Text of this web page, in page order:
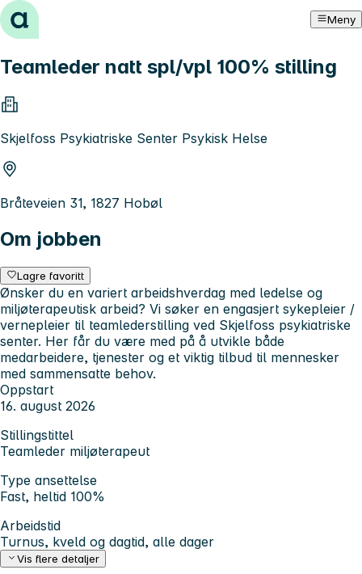
Hopp til innhold Meny
Teamleder natt spl/vpl 100% stilling
Skjelfoss Psykiatriske Senter Psykisk Helse
Bråteveien 31, 1827 Hobøl
Om jobben
Lagre favoritt
Ønsker du en variert arbeidshverdag med ledelse og
miljøterapeutisk arbeid? Vi søker en engasjert sykepleier /
vernepleier til teamlederstilling ved Skjelfoss psykiatriske
senter. Her får du være med på å utvikle både
medarbeidere, tjenester og et viktig tilbud til mennesker
med sammensatte behov.
Oppstart
16. august 2026
Stillingstittel
Teamleder miljøterapeut
Type ansettelse
Fast, heltid 100%
Arbeidstid
Turnus, kveld og dagtid, alle dager
Vis flere detaljer